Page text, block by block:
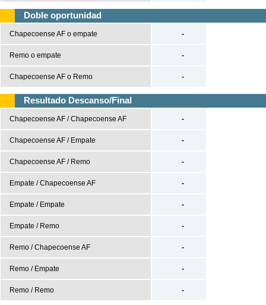
Doble oportunidad
Chapecoense AF o empate
Remo o empate
Chapecoense AF o Remo
-
-
-
Resultado Descanso/Final
Chapecoense AF / Chapecoense AF
Chapecoense AF / Empate
Chapecoense AF / Remo
Empate / Chapecoense AF
Empate / Empate
Empate / Remo
Remo / Chapecoense AF
Remo / Empate
Remo / Remo
-
-
-
-
-
-
-
-
-
UEFA Nations League
UEFA Nations League A
UEFA Nations League C
UEFA Nations League D
Baloncesto
España
ACB
LEB
NBA
Euroliga
Eurocup
Tenis